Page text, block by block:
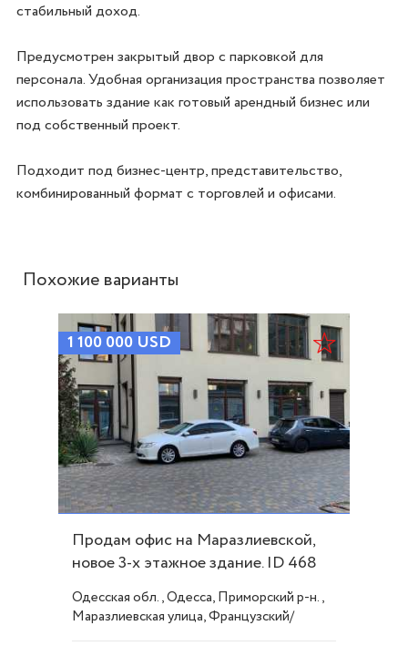
стабильный доход.
Предусмотрен закрытый двор с парковкой для
персонала. Удобная организация пространства позволяет
использовать здание как готовый арендный бизнес или
под собственный проект.
Подходит под бизнес-центр, представительство,
Похожие варианты
1 100 000 USD
Продам офис на Маразлиевской,
новое 3-х этажное здание. ID 468
Одесская обл., Одесса, Приморский р-н.,
Маразлиевская улица, Французский/